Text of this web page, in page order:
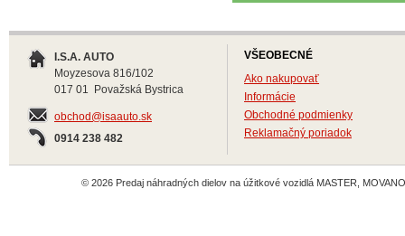
I.S.A. AUTO
Moyzesova 816/102
017 01 Považská Bystrica
obchod@isaauto.sk
0914 238 482
VŠEOBECNÉ
Ako nakupovať
Informácie
Obchodné podmienky
Reklamačný poriadok
© 2026 Predaj náhradných dielov na úžitkové vozidlá MASTER,